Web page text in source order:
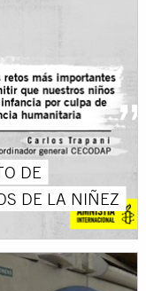
DE
DE LA NIÑEZ